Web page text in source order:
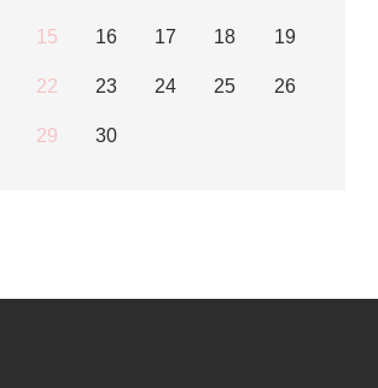
15 16 17 18 19
22 23 24 25 26
29 30